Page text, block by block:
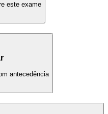
este exame
antecedência